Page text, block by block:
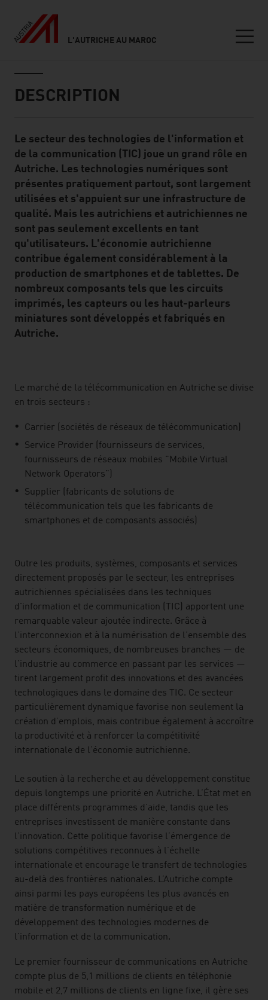
L'AUTRICHE AU MAROC
DESCRIPTION
Standard Content Module
Le secteur des technologies de l'information et
de la communication (TIC) joue un grand rôle en
Autriche. Les technologies numériques sont
présentes pratiquement partout, sont largement
utilisées et s'appuient sur une infrastructure de
qualité. Mais les autrichiens et autrichiennes ne
sont pas seulement excellents en tant
qu'utilisateurs. L'économie autrichienne
contribue également considérablement à la
production de smartphones et de tablettes. De
nombreux composants tels que les circuits
imprimés, les capteurs ou les haut-parleurs
miniatures sont développés et fabriqués en
Autriche.
listen
Le marché de la télécommunication en Autriche se divise
en trois secteurs :
Carrier (sociétés de réseaux de télécommunication)
Service Provider (fournisseurs de services,
fournisseurs de réseaux mobiles "Mobile Virtual
Network Operators")
Supplier (fabricants de solutions de
télécommunication tels que les fabricants de
smartphones et de composants associés)
Outre les produits, systèmes, composants et services
directement proposés par le secteur, les entreprises
autrichiennes spécialisées dans les techniques
d'information et de communication (TIC) apportent une
remarquable valeur ajoutée indirecte. Grâce à
l’interconnexion et à la numérisation de l’ensemble des
secteurs économiques, de nombreuses branches — de
l’industrie au commerce en passant par les services —
tirent largement profit des innovations et des avancées
technologiques dans le domaine des TIC. Ce secteur
particulièrement dynamique favorise non seulement la
création d’emplois, mais contribue également à accroître
la productivité et à renforcer la compétitivité
internationale de l’économie autrichienne.
Le soutien à la recherche et au développement constitue
depuis longtemps une priorité en Autriche. L’État met en
place différents programmes d’aide, tandis que les
entreprises investissent de manière constante dans
l’innovation. Cette politique favorise l’émergence de
solutions compétitives reconnues à l’échelle
internationale et encourage le transfert de technologies
au-delà des frontières nationales. L’Autriche compte
ainsi parmi les pays européens les plus avancés en
matière de transformation numérique et de
développement des technologies modernes de
l’information et de la communication.
Le premier fournisseur de communications en Autriche
compte plus de 5,1 millions de clients en téléphonie
mobile et 2,7 millions de clients en ligne fixe, il gère ses